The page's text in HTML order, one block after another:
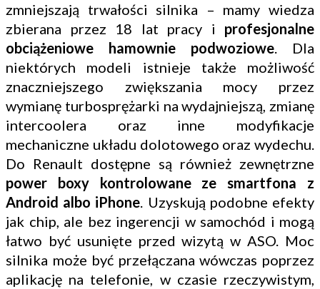
zmniejszają trwałości silnika – mamy wiedza
zbierana przez 18 lat pracy i profesjonalne
obciążeniowe hamownie podwoziowe. Dla
niektórych modeli istnieje także możliwość
znaczniejszego zwiększania mocy przez
wymianę turbosprężarki na wydajniejszą, zmianę
intercoolera oraz inne modyfikacje
mechaniczne układu dolotowego oraz wydechu.
Do Renault dostępne są również zewnętrzne
power boxy kontrolowane ze smartfona z
Android albo iPhone. Uzyskują podobne efekty
jak chip, ale bez ingerencji w samochód i mogą
łatwo być usunięte przed wizytą w ASO. Moc
silnika może być przełączana wówczas poprzez
aplikację na telefonie, w czasie rzeczywistym,